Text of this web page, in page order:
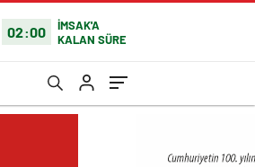
02:00
İMSAK'A
KALAN SÜRE